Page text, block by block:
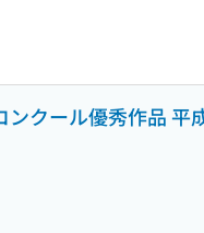
ンクール優秀作品 平